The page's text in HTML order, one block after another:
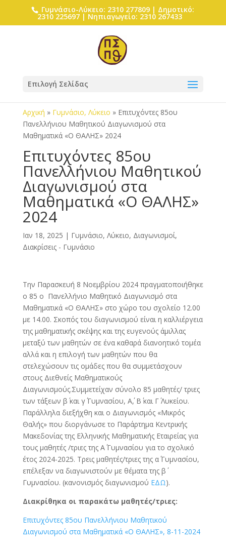
Γυμνάσιο-Λύκειο: 2310 277809 | Δημοτικό:
2310 225697 | Νηπιαγωγείο: 2310 267433
Επιλογή Σελίδας
Αρχική » Γυμνάσιο, Λύκειο » Επιτυχόντες 85ου
Πανελλήνιου Μαθητικού Διαγωνισμού στα
Μαθηματικά «O ΘΑΛΗΣ» 2024
Επιτυχόντες 85ου
Πανελλήνιου Μαθητικού
Διαγωνισμού στα
Μαθηματικά «O ΘΑΛΗΣ»
2024
Ιαν 18, 2025 | Γυμνάσιο, Λύκειο, Διαγωνισμοί,
Διακρίσεις - Γυμνάσιο
Την Παρασκευή 8 Νοεμβρίου 2024 πραγματοποιήθηκε
ο 85 ο Πανελλήνιο Μαθητικό Διαγωνισμό στα
Μαθηματικά «Ο ΘΑΛΗΣ» στο χώρο του σχολείο 12.00
με 14.00. Σκοπός του διαγωνισμού είναι η καλλιέργεια
της μαθηματικής σκέψης και της ευγενούς άμιλλας
μεταξύ των μαθητών σε ένα καθαρά διανοητικό τομέα
αλλά και η επιλογή των μαθητών που θα
στελεχώσουν τις ομάδες που θα συμμετάσχουν
στους Διεθνείς Μαθηματικούς
Διαγωνισμούς.Συμμετείχαν σύνολο 85 μαθητές/ τριες
των τάξεων β΄ και γ΄ Γυμνασίου, Α΄, Β΄ και Γ΄ Λυκείου.
Παράλληλα διεξήχθη και ο Διαγωνισμός «Μικρός
Θαλής» που διοργάνωσε το Παράρτημα Κεντρικής
Μακεδονίας της Ελληνικής Μαθηματικής Εταιρείας για
τους μαθητές /τριες της Α΄ Γυμνασίου για το σχολικό
έτος 2024-2025. Τρεις μαθητές/τριες της α΄ Γυμνασίου,
επέλεξαν να διαγωνιστούν με θέματα της β΄
Γυμνασίου. (κανονισμός διαγωνισμού ΕΔΩ).
Διακρίθηκα οι παρακάτω μαθητές/τριες:
Επιτυχόντες 85ου Πανελλήνιου Μαθητικού
Διαγωνισμού στα Μαθηματικά «O ΘΑΛΗΣ», 8-11-2024